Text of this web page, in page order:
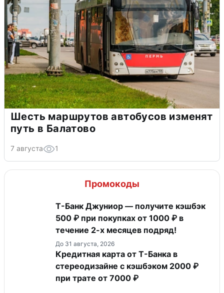
Шесть маршрутов автобусов изменят
путь в Балатово
7 августа 1
Промокоды
Т-Банк Джуниор — получите кэшбэк
500 ₽ при покупках от 1000 ₽ в
течение 2-х месяцев подряд!
До 31 августа, 2026
Кредитная карта от Т-Банка в
стереодизайне с кэшбэком 2000 ₽
при трате от 7000 ₽